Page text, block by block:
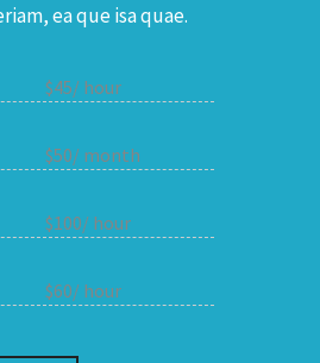
ea que isa quae.
$45/ hour
$50/ month
$100/ hour
$60/ hour